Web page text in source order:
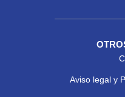
Aviso legal y